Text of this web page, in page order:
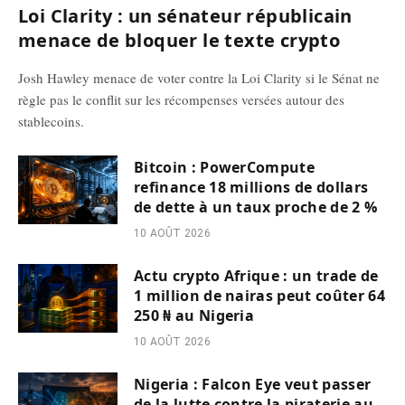
Loi Clarity : un sénateur républicain
menace de bloquer le texte crypto
Josh Hawley menace de voter contre la Loi Clarity si le Sénat ne
règle pas le conflit sur les récompenses versées autour des
stablecoins.
Bitcoin : PowerCompute
refinance 18 millions de dollars
de dette à un taux proche de 2 %
10 AOÛT 2026
Actu crypto Afrique : un trade de
1 million de nairas peut coûter 64
250 ₦ au Nigeria
10 AOÛT 2026
Nigeria : Falcon Eye veut passer